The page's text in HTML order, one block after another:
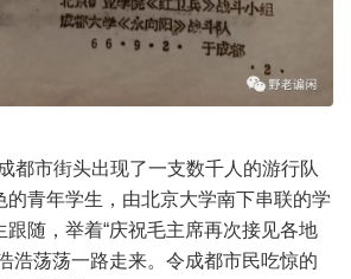
都市街头出现了一支数千人的游行队
的青年学生，由北京大学南下串联的学
随，举着“庆祝毛主席再次接见各地
浩荡荡一路走来。令成都市民吃惊的